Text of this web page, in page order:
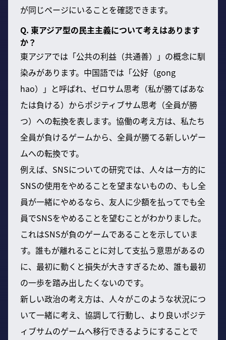
が同じページにいることを確認できます。
Q. 東アジア型の民主主義について考えはあります
か？
東アジアでは「公共の利益（共通善）」の概念に馴
染みがあります。中国語では「公好（gong
hao）」と呼ばれ、ゼロサム思考（私が勝てばあな
たは負ける）からポジティブサム思考（全員が勝
つ）への転換を表します。協働の考え方は、私たち
全員が負けるゲームから、全員が勝てる新しいゲー
ムへの転換です。
例えば、SNSについての研究では、人々は一方的に
SNSの使用をやめることを望まないものの、もし全
員が一緒にやめるなら、友人に少額を払ってでも全
員でSNSをやめることを望むことがわかりました。
これはSNSが負のゲームであることを示していま
す。誰もが離れることに対して支払う意思があるの
に、最初に動くと損失が大きすぎるため、誰も最初
の一歩を踏み出したくないのです。
新しい政治の考え方は、人々がこのような状況につ
いて一緒に考え、協調して行動し、より良いポジテ
ィブサムのゲームへ移行できるようにすることで